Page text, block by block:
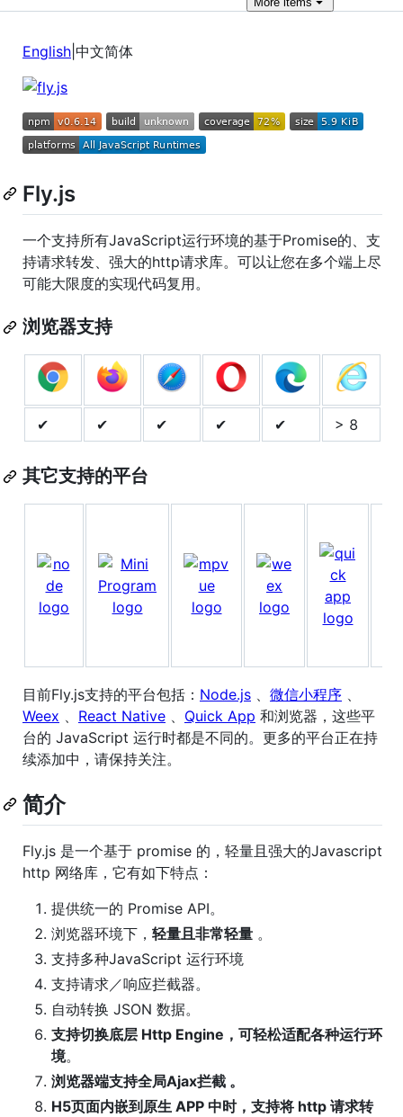
English |中文简体
Fly.js
一个支持所有JavaScript运行环境的基于Promise的、支
持请求转发、强大的http请求库。可以让您在多个端上尽
可能大限度的实现代码复用。
浏览器支持
✔ ✔ ✔ ✔ ✔ > 8
其它支持的平台
目前Fly.js支持的平台包括： Node.js 、 微信小程序 、
Weex 、 React Native 、 Quick App 和浏览器，这些平
台的 JavaScript 运行时都是不同的。更多的平台正在持
续添加中，请保持关注。
简介
Fly.js 是一个基于 promise 的，轻量且强大的Javascript
http 网络库，它有如下特点：
提供统一的 Promise API。
浏览器环境下， 轻量且非常轻量 。
支持多种JavaScript 运行环境
支持请求／响应拦截器。
自动转换 JSON 数据。
支持切换底层 Http Engine，可轻松适配各种运行环
境。
浏览器端支持全局Ajax拦截 。
H5页面内嵌到原生 APP 中时，支持将 http 请求转